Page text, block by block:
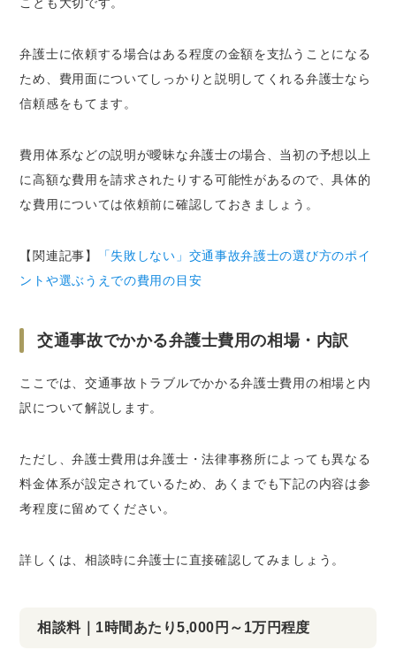
弁護士に依頼する場合はある程度の金額を支払うことになる
ため、費用面についてしっかりと説明してくれる弁護士なら
信頼感をもてます。
費用体系などの説明が曖昧な弁護士の場合、当初の予想以上
に高額な費用を請求されたりする可能性があるので、具体的
な費用については依頼前に確認しておきましょう。
【関連記事】
「失敗しない」交通事故弁護士の選び方のポイ
ントや選ぶうえでの費用の目安
交通事故でかかる弁護士費用の相場・内訳
ここでは、交通事故トラブルでかかる弁護士費用の相場と内
訳について解説します。
ただし、弁護士費用は弁護士・法律事務所によっても異なる
料金体系が設定されているため、あくまでも下記の内容は参
考程度に留めてください。
詳しくは、相談時に弁護士に直接確認してみましょう。
相談料｜1時間あたり5,000円～1万円程度